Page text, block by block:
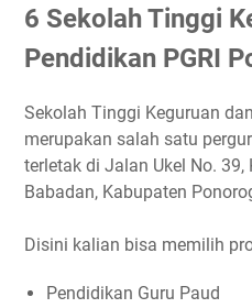
6 Sekolah Tinggi
Pendidikan PGRI
Sekolah Tinggi Keguruan
merupakan salah satu
terletak di Jalan Ukel No. 39,
Babadan, Kabupaten
Disini kalian bisa memilih
Pendidikan Guru Paud